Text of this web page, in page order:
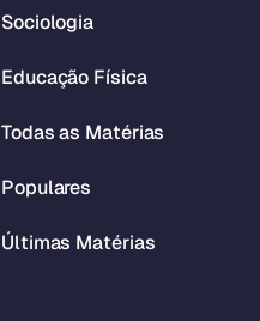
Sociologia
Educação Física
Todas as Matérias
Populares
Últimas Matérias